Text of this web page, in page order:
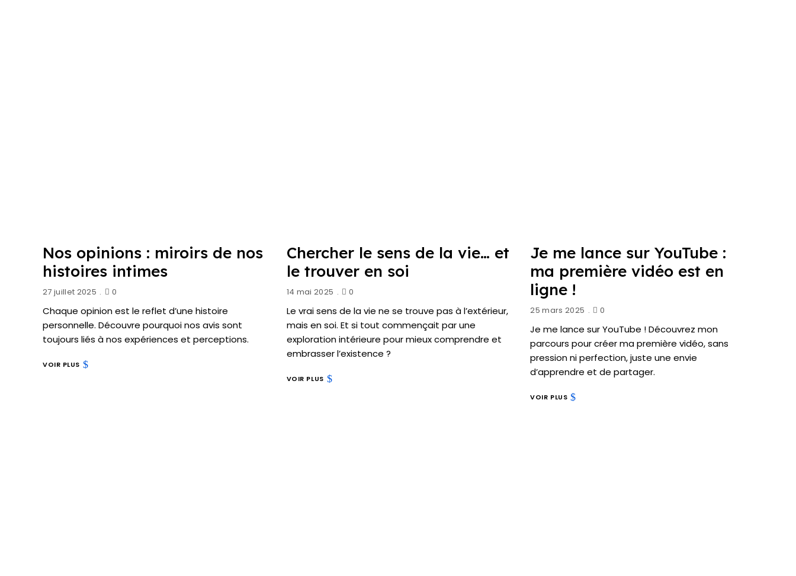
Nos opinions : miroirs de nos
histoires intimes
27 juillet 2025 0
Chaque opinion est le reflet d’une histoire
personnelle. Découvre pourquoi nos avis sont
toujours liés à nos expériences et perceptions.
VOIR PLUS
Chercher le sens de la vie… et
le trouver en soi
14 mai 2025 0
Le vrai sens de la vie ne se trouve pas à l’extérieur,
mais en soi. Et si tout commençait par une
exploration intérieure pour mieux comprendre et
embrasser l’existence ?
VOIR PLUS
Je me lance sur YouTube :
ma première vidéo est en
ligne !
25 mars 2025 0
Je me lance sur YouTube ! Découvrez mon
parcours pour créer ma première vidéo, sans
pression ni perfection, juste une envie
d’apprendre et de partager.
VOIR PLUS